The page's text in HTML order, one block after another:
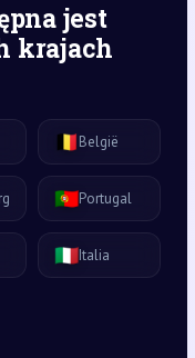
jest
krajach
🇧🇪België
🇵🇹Portugal
🇮🇹Italia